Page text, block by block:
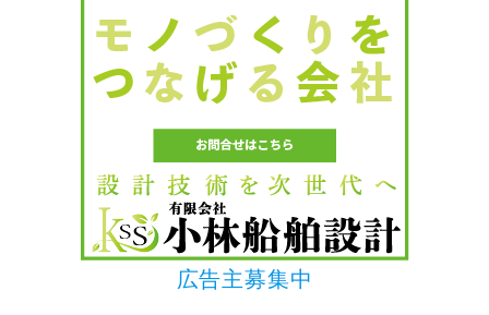
広告主募集中